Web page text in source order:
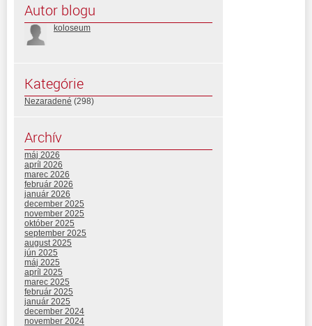
Autor blogu
koloseum
Kategórie
Nezaradené (298)
Archív
máj 2026
apríl 2026
marec 2026
február 2026
január 2026
december 2025
november 2025
október 2025
september 2025
august 2025
jún 2025
máj 2025
apríl 2025
marec 2025
február 2025
január 2025
december 2024
november 2024